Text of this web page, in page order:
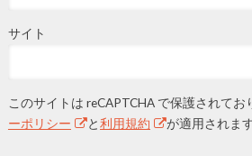
サイト
このサイトは reCAPTCHA で保護されてお
ーポリシー
と利用規約 が適用されます